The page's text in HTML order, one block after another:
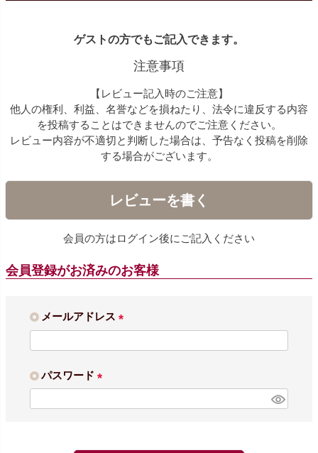
ゲストの方でもご記入できます。
注意事項
【レビュー記入時のご注意】
他人の権利、利益、名誉などを損ねたり、法令に違反する内容
を投稿することはできませんのでご注意ください。
レビュー内容が不適切と判断した場合は、予告なく投稿を削除
する場合がございます。
レビューを書く
会員の方はログイン後にご記入ください
会員登録がお済みのお客様
メールアドレス
必
パスワード
必